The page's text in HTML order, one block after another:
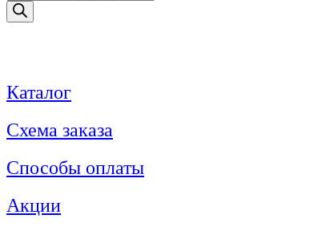
товаров
Каталог
Схема заказа
Способы оплаты
Акции